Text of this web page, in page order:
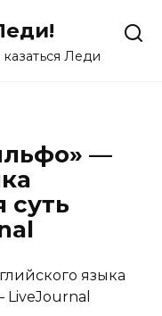
Леди
—
суть